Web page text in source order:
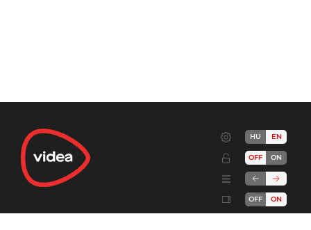
HU EN
OFF ON
OFF ON